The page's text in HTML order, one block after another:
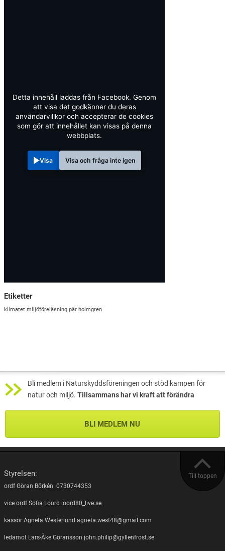
Detta innehåll laddas från Facebook. Genom
att visa det godkänner du deras
användarvillkor och accepterar de cookies
som gör att innehållet kan visas på denna
webbplats.
Visa Visa och fråga inte igen
Etiketter
klimatet miljöföreläsning pär holmgren
Bli medlem i Naturskyddsföreningen och stöd kampen för
natur och miljö. Tillsammans har vi kraft att förändra
BLI MEDLEM NU
Till toppen
Styrelsen:
ordf Göran Börkén 0730744353
vice ordf Sofia Loord loord80_live.se
kassör Agneta Westerlund agneta.west48@gmail.com
ledamot Lars-Åke Göransson john.philip@gyllenfrost.se